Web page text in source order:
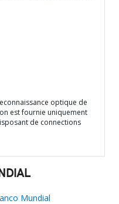
optique de
est fournie uniquement
de connections
Mundial